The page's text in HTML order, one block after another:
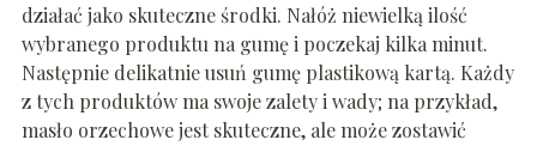
działać jako skuteczne środki. Nałóż niewielką ilość
wybranego produktu na gumę i poczekaj kilka minut.
Następnie delikatnie usuń gumę plastikową kartą. Każdy
z tych produktów ma swoje zalety i wady; na przykład,
masło orzechowe jest skuteczne, ale może zostawić